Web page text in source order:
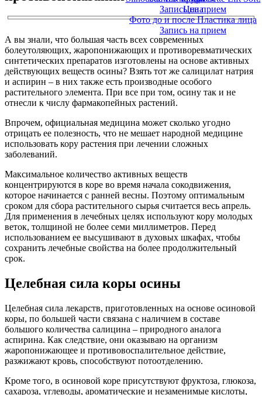
Цена
Фото до и после Пластика лица
Запись на прием
Запись на прием
А вы знали, что большая часть всех современных
болеутоляющих, жаропонижающих и противоревматических
синтетических препаратов изготовлены на основе активных
действующих веществ осины? Взять тот же салицилат натрия
и аспирин – в них также есть производные особого
растительного элемента. При все при том, осину так и не
отнесли к числу фармакопейных растений.
Впрочем, официальная медицина может сколько угодно
отрицать ее полезность, что не мешает народной медицине
использовать кору растения при лечении сложных
заболеваний.
Максимальное количество активных веществ
концентрируются в коре во время начала сокодвижения,
которое начинается с ранней весны. Поэтому оптимальным
сроком для сбора растительного сырья считается весь апрель.
Для применения в лечебных целях используют кору молодых
веток, толщиной не более семи миллиметров. Перед
использованием ее высушивают в духовых шкафах, чтобы
сохранить лечебные свойства на более продолжительный
срок.
Целебная сила коры осины
Целебная сила лекарств, приготовленных на основе осиновой
коры, по большей части связана с наличием в составе
большого количества салицина – природного аналога
аспирина. Как следствие, они оказываю на организм
жаропонижающее и противовоспалительное действие,
разжижают кровь, способствуют потоотделению.
Кроме того, в осиновой коре присутствуют фруктоза, глюкоза,
сахароза, углеводы, ароматические и незаменимые кислоты,